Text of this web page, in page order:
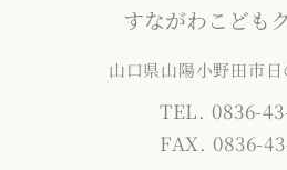
すながわこども
山口県山陽小野田市
TEL. 0836-
FAX. 0836-